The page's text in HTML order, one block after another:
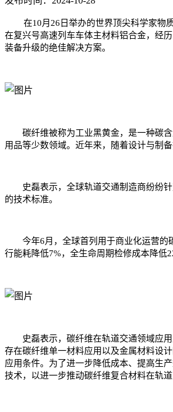
在10月26日举办的世界顶尖科学家物
在复兴号高速列车车体主材料铝合金，经
装备升级的绝佳解决方案。
碳纤维被称为工业黑黄金，是一种碳含
用品等少数领域。近年来，随着设计与制
史磊表示，全球轨道交通制造商纷纷针
的技术标准。
今年6月，全球首列用于商业化运营的碳
行能耗降低7%，全生命周期检修成本降低
史磊表示，碳纤维在轨道交通领域应用
存在碳纤维单一材料应用以及金属材料设
应用条件。为了进一步降低成本、提高生
技术，以进一步推动碳纤维复合材料在轨